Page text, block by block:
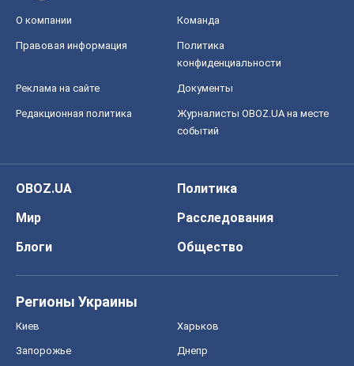
О компании Команда
Правовая информация
Политика
конфиденциальности
Реклама на сайте Документы
Редакционная политика
Журналисты OBOZ.UA на месте
событий
OBOZ.UA
Политика
Мир
Расследования
Блоги
Общество
Регионы Украины
Киев Харьков
Запорожье Днепр